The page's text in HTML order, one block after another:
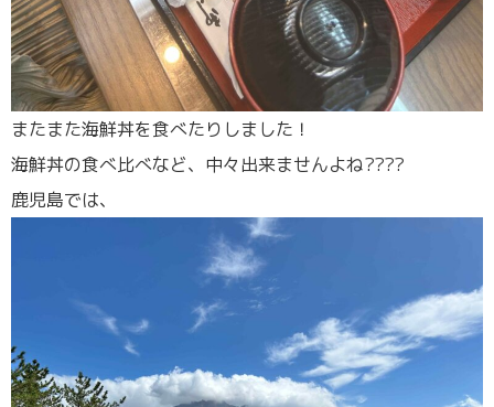
またまた海鮮丼を食べたりしました！
海鮮丼の食べ比べなど、中々出来ませんよね????
鹿児島では、